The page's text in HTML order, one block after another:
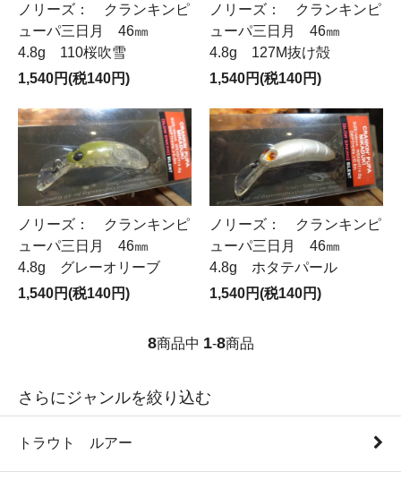
ノリーズ： クランキンピ
ューパ三日月 46㎜
4.8g 110桜吹雪
1,540円(税140円)
ノリーズ： クランキンピ
ューパ三日月 46㎜
4.8g 127M抜け殻
1,540円(税140円)
ノリーズ： クランキンピ
ューパ三日月 46㎜
4.8g グレーオリーブ
1,540円(税140円)
ノリーズ： クランキンピ
ューパ三日月 46㎜
4.8g ホタテパール
1,540円(税140円)
8商品中 1-8商品
さらにジャンルを絞り込む
トラウト ルアー